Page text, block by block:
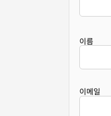
이름
이메일